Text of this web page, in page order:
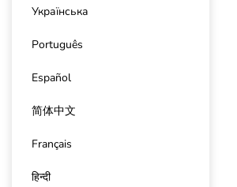
Українська
Português
Español
简体中文
Français
हिन्दी